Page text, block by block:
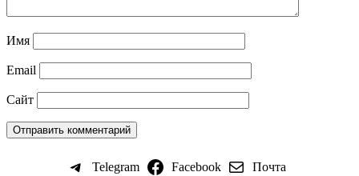
Имя
Email
Сайт
Telegram Facebook Почта